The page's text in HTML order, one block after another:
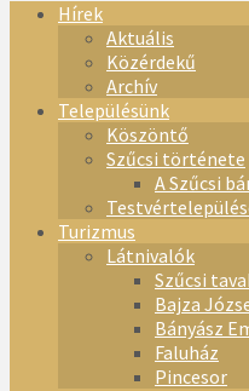
Hírek
Aktuális
Közérdekű
Archív
Településünk
Köszöntő
Szűcsi története
A Szűcsi
Turizmus
Látnivalók
Szűcsi
Bajza
Bányász
Faluház
Pincesor